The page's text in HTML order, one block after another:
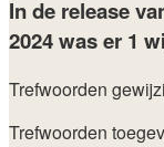
In de release
2024was er 1
Trefwoorden
Trefwoorden